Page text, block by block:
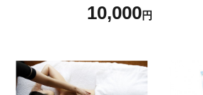
10,000円
ラン
人1名